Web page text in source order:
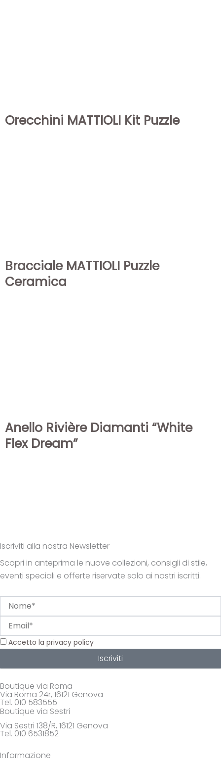
Orecchini MATTIOLI Kit Puzzle
Bracciale MATTIOLI Puzzle
Ceramica
Anello Rivière Diamanti “White
Flex Dream”
Iscriviti alla nostra Newsletter
Scopri in anteprima le nuove collezioni, consigli di stile,
eventi speciali e offerte riservate solo ai nostri iscritti.
Privacy
Accetto la privacy policy
Iscriviti
Boutique via Roma
Via Roma 24r, 16121 Genova
Tel. 010 583555
Boutique via Sestri
Via Sestri 138/R, 16121 Genova
Tel. 010 6531852
Informazione